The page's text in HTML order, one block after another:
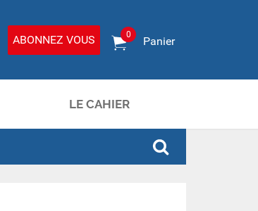
ABONNEZ VOUS Panier
0
LE CAHIER